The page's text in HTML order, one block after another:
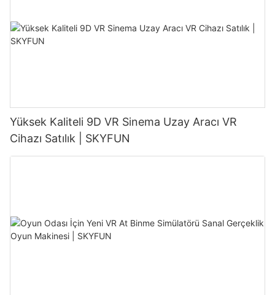
Yüksek Kaliteli 9D VR Sinema Uzay Aracı VR
Cihazı Satılık | SKYFUN